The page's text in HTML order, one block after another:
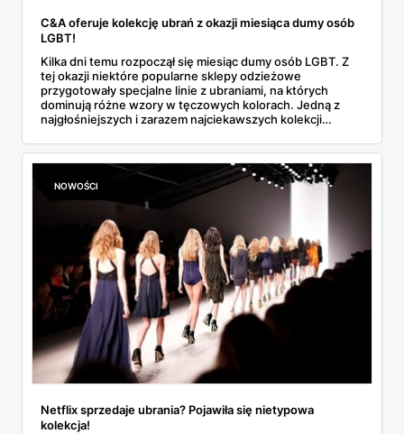
C&A oferuje kolekcję ubrań z okazji miesiąca dumy osób
LGBT!
Kilka dni temu rozpoczął się miesiąc dumy osób LGBT. Z
tej okazji niektóre popularne sklepy odzieżowe
przygotowały specjalne linie z ubraniami, na których
dominują różne wzory w tęczowych kolorach. Jedną z
najgłośniejszych i zarazem najciekawszych kolekcji
szczegółów!
NOWOŚCI
Netflix sprzedaje ubrania? Pojawiła się nietypowa
kolekcja!